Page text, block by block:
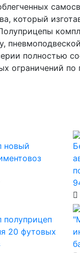
который
полностью
ограничений
новый
полуприцеп
20 футовых